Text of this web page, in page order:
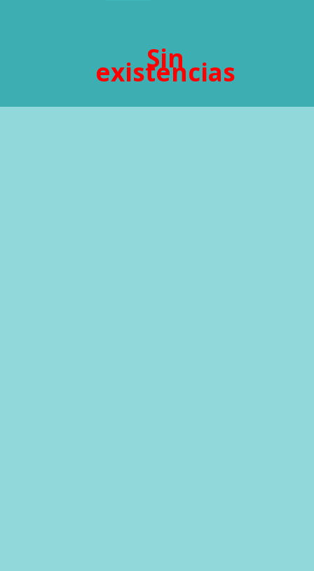
Sin
existencias